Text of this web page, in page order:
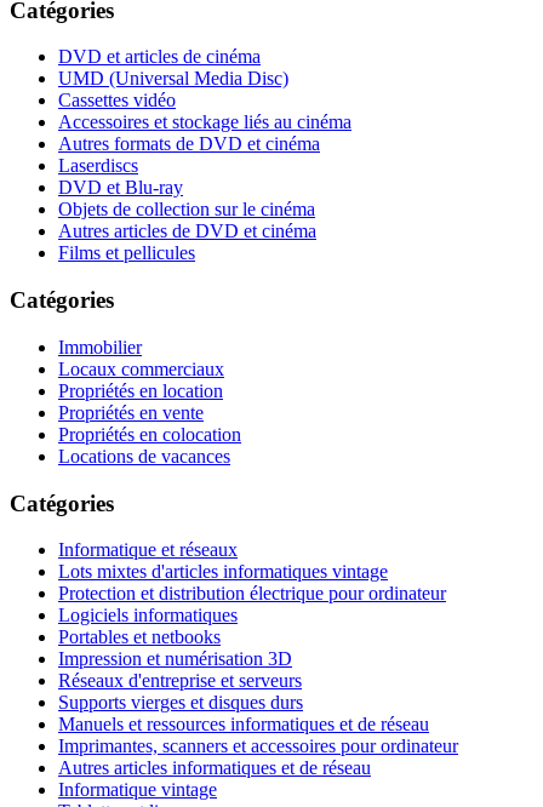
Catégories
DVD et articles de cinéma
UMD (Universal Media Disc)
Cassettes vidéo
Accessoires et stockage liés au cinéma
Autres formats de DVD et cinéma
Laserdiscs
DVD et Blu-ray
Objets de collection sur le cinéma
Autres articles de DVD et cinéma
Films et pellicules
Catégories
Immobilier
Locaux commerciaux
Propriétés en location
Propriétés en vente
Propriétés en colocation
Locations de vacances
Catégories
Informatique et réseaux
Lots mixtes d'articles informatiques vintage
Protection et distribution électrique pour ordinateur
Logiciels informatiques
Portables et netbooks
Impression et numérisation 3D
Réseaux d'entreprise et serveurs
Supports vierges et disques durs
Manuels et ressources informatiques et de réseau
Imprimantes, scanners et accessoires pour ordinateur
Autres articles informatiques et de réseau
Informatique vintage